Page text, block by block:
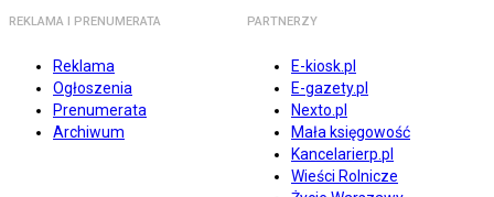
REKLAMA I PRENUMERATA
Reklama
Ogłoszenia
Prenumerata
Archiwum
PARTNERZY
E-kiosk.pl
E-gazety.pl
Nexto.pl
Mała księgowość
Kancelarierp.pl
Wieści Rolnicze